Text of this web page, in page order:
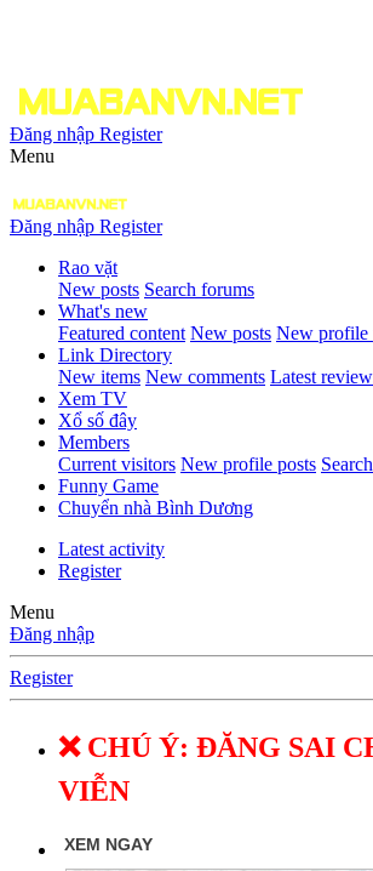
Đăng nhập Register
Menu
Đăng nhập Register
Rao vặt
New posts Search forums
What's new
Featured content New posts New profile
Link Directory
New items New comments Latest
Xem TV
Xổ số đây
Members
Current visitors New profile posts
Funny Game
Chuyển nhà Bình Dương
Latest activity
Register
Menu
Đăng nhập
Register
❌ CHÚ Ý: ĐĂNG SAI
VIỄN